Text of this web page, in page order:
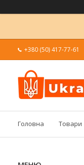
+380 (50) 417-77-61
Головна Товари